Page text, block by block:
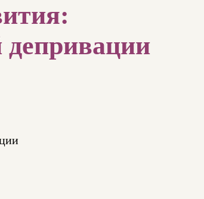
депривации